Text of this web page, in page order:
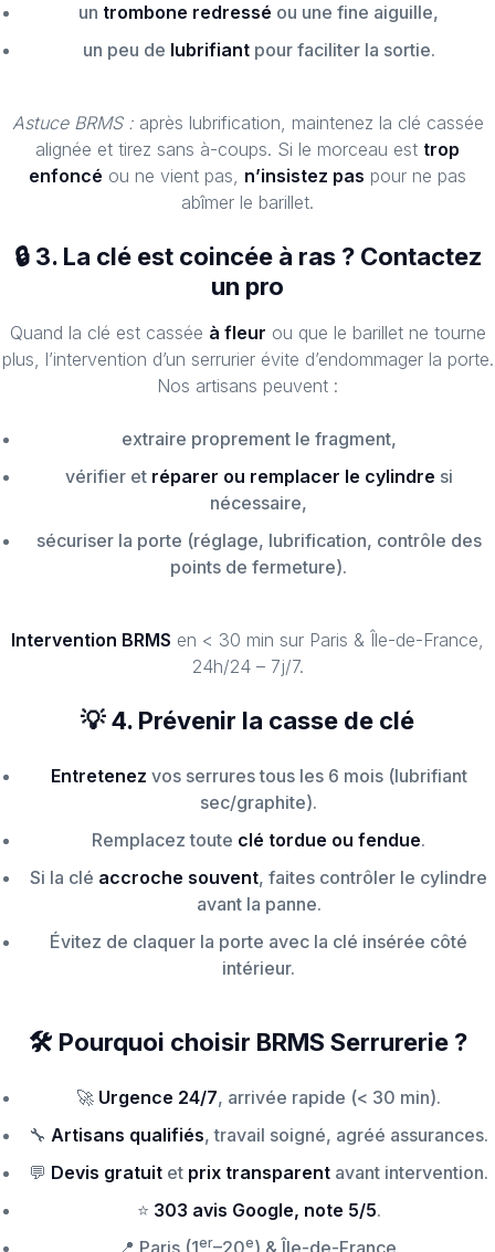
un trombone redressé ou une fine aiguille,
un peu de lubrifiantpour faciliter la sortie.
Astuce BRMS :après lubrification, maintenez la clé cassée
alignée et tirez sans à-coups. Si le morceau est trop
enfoncé ou ne vient pas, n’insistez pas pour ne pas
abîmer le barillet.
🔒 3. La clé est coincée à ras ? Contactez
un pro
Quand la clé est cassée à fleur ou que le barillet ne tourne
plus, l’intervention d’un serrurier évite d’endommager la porte.
Nos artisans peuvent :
extraire proprement le fragment,
vérifier et réparer ou remplacer le cylindre si
nécessaire,
sécuriser la porte (réglage, lubrification, contrôle des
points de fermeture).
Intervention BRMS en < 30 min sur Paris & Île-de-France,
24h/24 – 7j/7.
💡 4. Prévenir la casse de clé
Entretenez vos serrures tous les 6 mois (lubrifiant
sec/graphite).
Remplacez toute clé tordue ou fendue.
Si la clé accroche souvent, faites contrôler le cylindre
avant la panne.
Évitez de claquer la porte avec la clé insérée côté
intérieur.
🛠️ Pourquoi choisir BRMS Serrurerie ?
🚀 Urgence 24/7, arrivée rapide (< 30 min).
🔧 Artisans qualifiés, travail soigné, agréé assurances.
💬 Devis gratuit et prix transparent avant intervention.
⭐ 303 avis Google, note 5/5.
er e